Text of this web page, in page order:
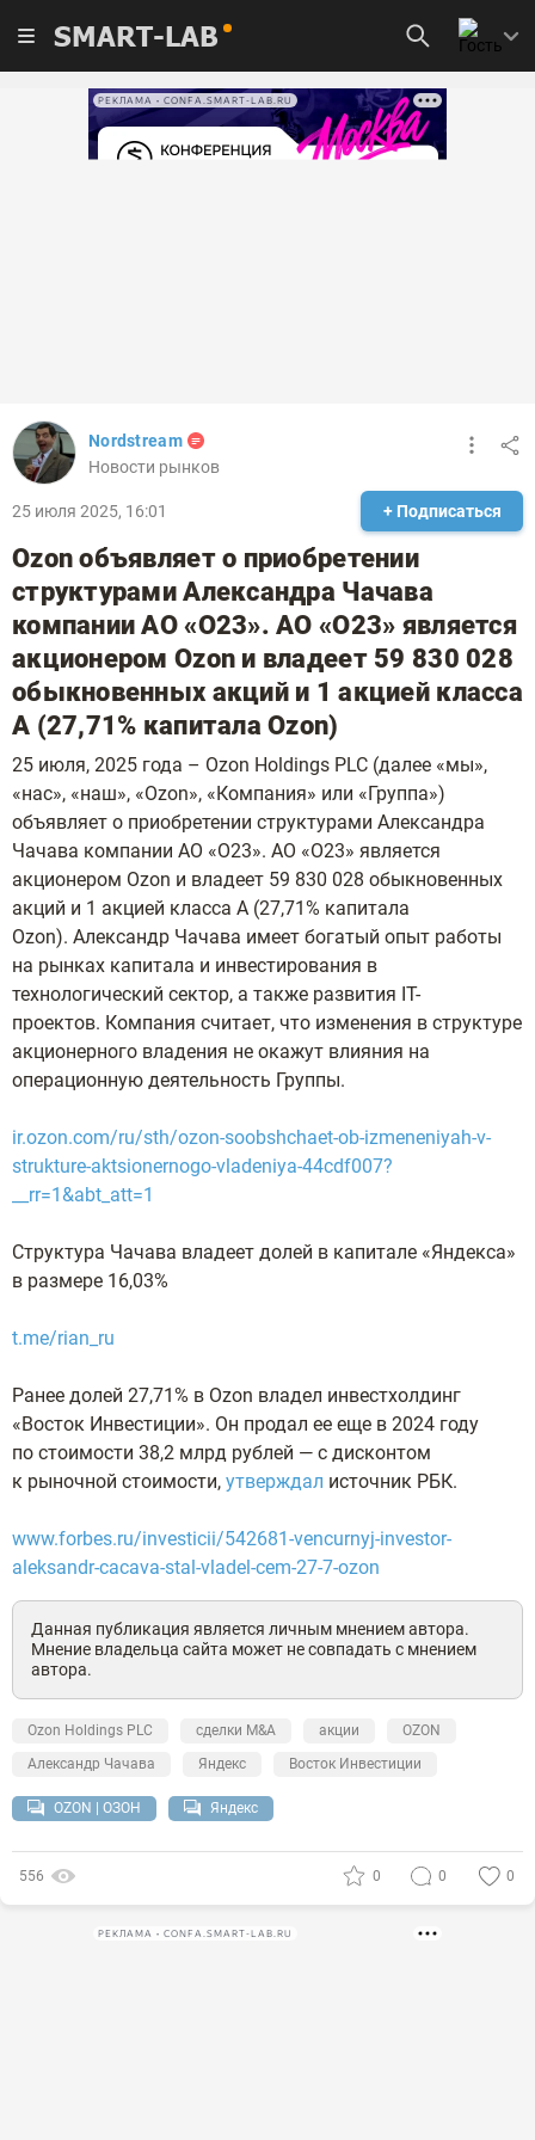
SMART-LAB
РЕКЛАМА • CONFA.SMART-LAB.RU
Nordstream
Новости рынков
25 июля 2025, 16:01 + Подписаться
Ozon объявляет о приобретении
структурами Александра Чачава
компании АО «О23». АО «О23» является
акционером Ozon и владеет 59 830 028
обыкновенных акций и 1 акцией класса
А (27,71% капитала Ozon)
25 июля, 2025 года – Ozon Holdings PLC (далее «мы»,
«нас», «наш», «Ozon», «Компания» или «Группа»)
объявляет о приобретении структурами Александра
Чачава компании АО «О23». АО «О23» является
акционером Ozon и владеет 59 830 028 обыкновенных
акций и 1 акцией класса А (27,71% капитала
Ozon). Александр Чачава имеет богатый опыт работы
на рынках капитала и инвестирования в
технологический сектор, а также развития IT-
проектов. Компания считает, что изменения в структуре
акционерного владения не окажут влияния на
операционную деятельность Группы.
ir.ozon.com/ru/sth/ozon-soobshchaet-ob-izmeneniyah-v-
strukture-aktsionernogo-vladeniya-44cdf007?
__rr=1&abt_att=1
Структура Чачава владеет долей в капитале «Яндекса»
в размере 16,03%
t.me/rian_ru
Ранее долей 27,71% в Ozon владел инвестхолдинг
«Восток Инвестиции». Он продал ее еще в 2024 году
по стоимости 38,2 млрд рублей — с дисконтом
к рыночной стоимости, утверждал источник РБК.
www.forbes.ru/investicii/542681-vencurnyj-investor-
aleksandr-cacava-stal-vladel-cem-27-7-ozon
Данная публикация является личным мнением автора.
Мнение владельца сайта может не совпадать с мнением
автора.
Ozon Holdings PLC сделки M&A акции
OZON
Александр Чачава
Яндекс Восток Инвестиции
OZON | ОЗОН Яндекс
556 0 0 0
РЕКЛАМА • CONFA.SMART-LAB.RU